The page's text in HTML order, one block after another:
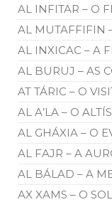
AL INFITAR – O
AL MUTAFFIFIN
AL INXICAC – A
AL BURUJ – AS
AT TÁRIC – O
AL A’LA – O
AL GHÁXIA – O
AL FAJR – A
AL BÁLAD – A
AX XAMS – O SOL